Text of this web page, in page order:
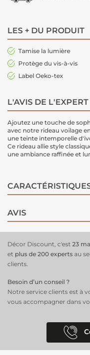
LES + DU PRODUIT
Tamise la lumière
Protège du vis-à-vis
Label Oeko-tex
L'AVIS DE L'EXPERT
Ajoutez une touche de
avec notre rideau voilage
une teinte intemporelle
Ce rideau allie style
une ambiance raffinée et
AVIS
Décor Discount, c'est 23
et plus de 200 experts au
clients.
Besoin d’un conseil ?
Notre service clients est à
vous accompagner dans